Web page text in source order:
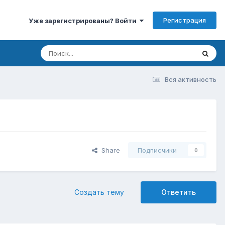
Уже зарегистрированы? Войти Регистрация
Вся активность
Share Подписчики 0
Ответить
Создать тему